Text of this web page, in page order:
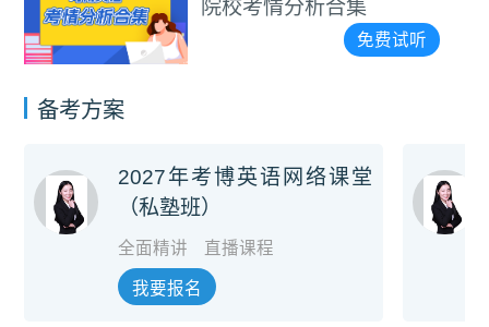
院校考情分析合集
免费试听
备考方案
2027年考博英语网络课堂
（私塾班）
全面精讲 直播课程
我要报名